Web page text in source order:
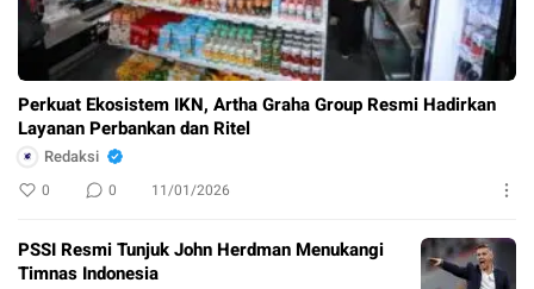
Perkuat Ekosistem IKN, Artha Graha Group Resmi Hadirkan
Layanan Perbankan dan Ritel
Redaksi
0 0 11/01/2026
PSSI Resmi Tunjuk John Herdman Menukangi
Timnas Indonesia